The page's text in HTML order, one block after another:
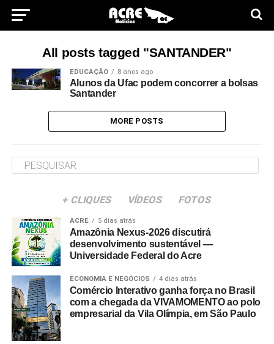
All posts tagged "SANTANDER"
EDUCAÇÃO 8 anos ago
Alunos da Ufac podem concorrer a bolsas
Santander
MORE POSTS
+ CLIQUES VÍDEOS FOTOS
ACRE 5 dias atrás
Amazônia Nexus-2026 discutirá
desenvolvimento sustentável —
Universidade Federal do Acre
ECONOMIA E NEGÓCIOS 4 dias atrás
Comércio Interativo ganha força no Brasil
com a chegada da VIVAMOMENTO ao polo
empresarial da Vila Olímpia, em São Paulo